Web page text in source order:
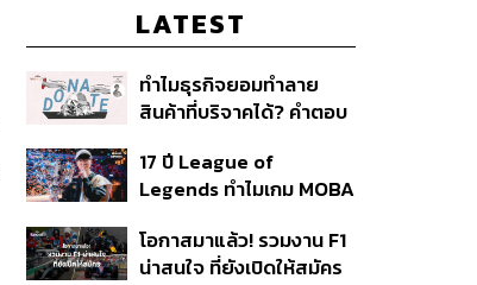
LATEST
ทำไมธุรกิจยอมทำลาย
สินค้าที่บริจาคได้? คำตอบ
อยู่ที่ระบบภาษี
17 ปี League of
Legends ทำไมเกม MOBA
กาลเวลา?
โอกาสมาแล้ว! รวมงาน F1
น่าสนใจ ที่ยังเปิดให้สมัคร